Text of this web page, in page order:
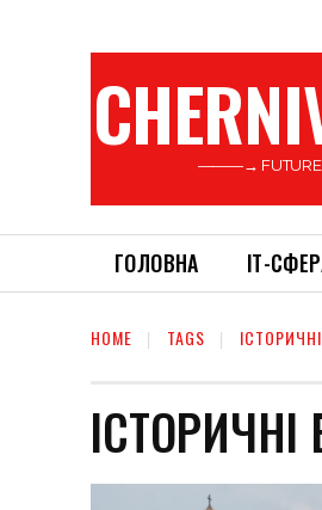
———→ FUTURE
ГОЛОВНА ІТ-
HOME TAGS